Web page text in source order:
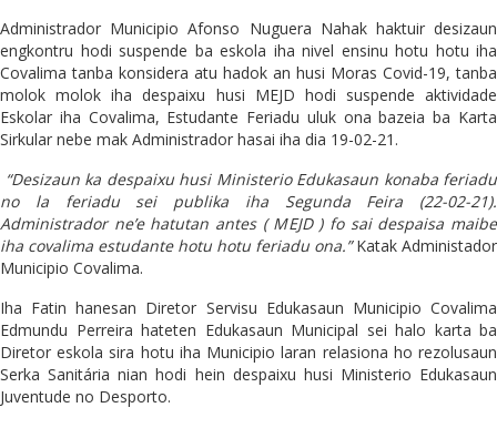
Administrador Municipio Afonso Nuguera Nahak haktuir desizaun
engkontru hodi suspende ba eskola iha nivel ensinu hotu hotu iha
Covalima tanba konsidera atu hadok an husi Moras Covid-19, tanba
molok molok iha despaixu husi MEJD hodi suspende aktividade
Eskolar iha Covalima, Estudante Feriadu uluk ona bazeia ba Karta
Sirkular nebe mak Administrador hasai iha dia 19-02-21.
“Desizaun ka despaixu husi Ministerio Edukasaun konaba feriadu
no la feriadu sei publika iha Segunda Feira (22-02-21).
Administrador ne’e hatutan antes ( MEJD ) fo sai despaisa maibe
iha covalima estudante hotu hotu feriadu ona.”Katak Administador
Municipio Covalima.
Iha Fatin hanesan Diretor Servisu Edukasaun Municipio Covalima
Edmundu Perreira hateten Edukasaun Municipal sei halo karta ba
Diretor eskola sira hotu iha Municipio laran relasiona ho rezolusaun
Serka Sanitária nian hodi hein despaixu husi Ministerio Edukasaun
Juventude no Desporto.